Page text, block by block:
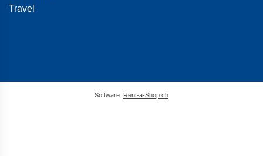
Travel
Software: Rent-a-Shop.ch